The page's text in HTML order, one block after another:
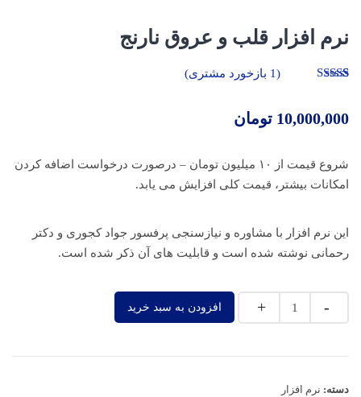
نرم افزار قلب و عروق نارنج
امتیازدهی
مشتری
(
1 بازخورد مشتری)
10,000,000 تومان
شروع قیمت از ۱۰ میلیون تومان – درصورت درخواست اضافه کردن
امکانات بیشتر، قیمت کلی افزایش می یابد.
این نرم افزار با مشاوره و نیازسنجی پرفسور جواد کجوری و دکتر
رحمانی نوشته شده است و قابلیت های آن ذکر شده است.
Quantity افزودن به سبد خرید
دسته: نرم افزار